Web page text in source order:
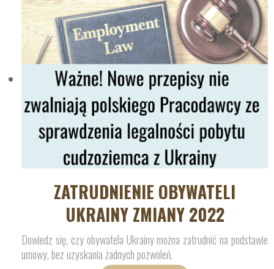
ZATRUDNIENIE OBYWATELI
UKRAINY ZMIANY 2022
Dowiedz się, czy obywatela Ukrainy można zatrudnić na podstawie
umowy, bez uzyskania żadnych pozwoleń.